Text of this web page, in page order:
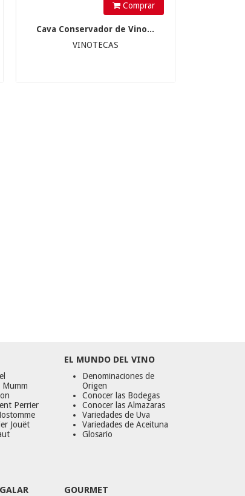
Comprar
Cava Conservador de Vino...
VINOTECAS
Mumm
Perrier
Jouët
EL MUNDO DEL VINO
Denominaciones de
Origen
Conocer las Bodegas
Conocer las Almazaras
Variedades de Uva
Variedades de Aceituna
Glosario
GOURMET